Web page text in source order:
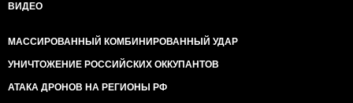
ВИДЕО
МАССИРОВАННЫЙ КОМБИНИРОВАННЫЙ УДАР
УНИЧТОЖЕНИЕ РОССИЙСКИХ ОККУПАНТОВ
АТАКА ДРОНОВ НА РЕГИОНЫ РФ